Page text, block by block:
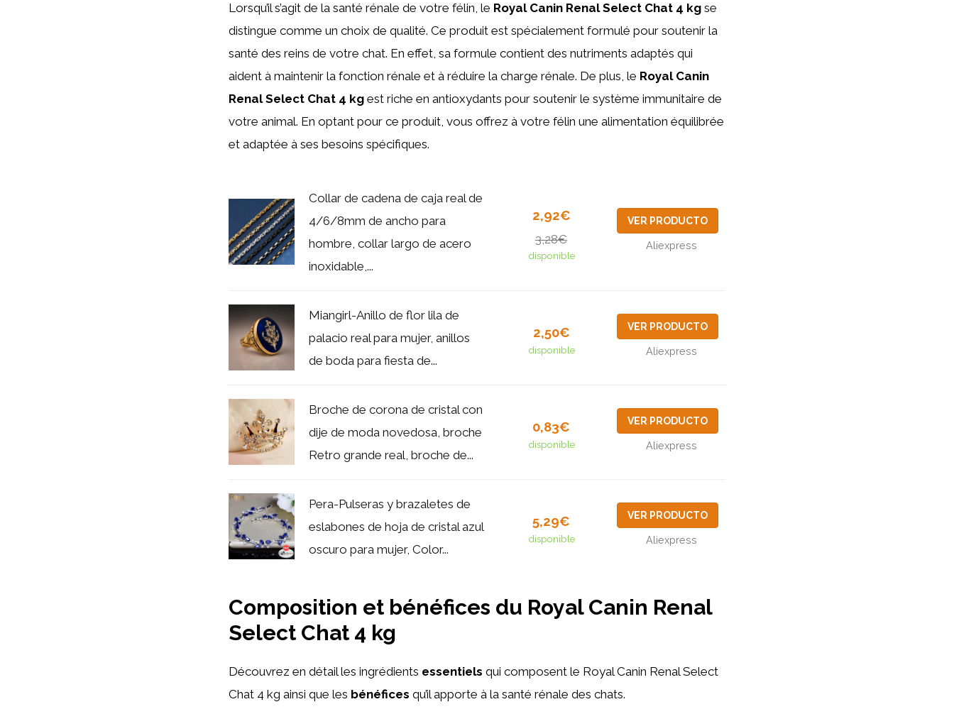
Lorsqu’il s’agit de la santé rénale de votre félin, le Royal Canin Renal Select Chat 4 kg se
distingue comme un choix de qualité. Ce produit est spécialement formulé pour soutenir la
santé des reins de votre chat. En effet, sa formule contient des nutriments adaptés qui
aident à maintenir la fonction rénale et à réduire la charge rénale. De plus, le Royal Canin
Renal Select Chat 4 kg est riche en antioxydants pour soutenir le système immunitaire de
votre animal. En optant pour ce produit, vous offrez à votre félin une alimentation équilibrée
et adaptée à ses besoins spécifiques.
Collar de cadena de caja real de
4/6/8mm de ancho para
hombre, collar largo de acero
inoxidable,...
2,92€
3,28€
disponible
VER PRODUCTO
Aliexpress
Miangirl-Anillo de flor lila de
palacio real para mujer, anillos
de boda para fiesta de...
2,50€
disponible
VER PRODUCTO
Aliexpress
Broche de corona de cristal con
dije de moda novedosa, broche
Retro grande real, broche de...
0,83€
disponible
VER PRODUCTO
Aliexpress
Pera-Pulseras y brazaletes de
eslabones de hoja de cristal azul
oscuro para mujer, Color...
5,29€
disponible
VER PRODUCTO
Aliexpress
Composition et bénéfices du Royal Canin Renal
Select Chat 4 kg
Découvrez en détail les ingrédients essentiels qui composent le Royal Canin Renal Select
Chat 4 kg ainsi que les bénéfices qu’il apporte à la santé rénale des chats.